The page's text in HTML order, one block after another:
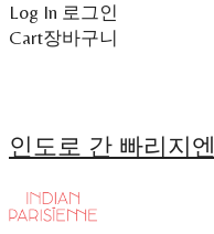
Log In 로그인
Cart장바구니
인도로 간 빠리지엔